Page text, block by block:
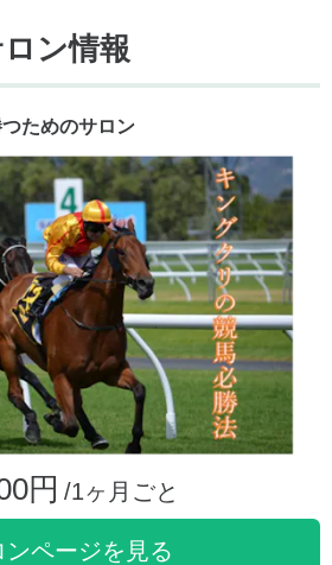
ン情報
ためのサロン
円 /1ヶ月ごと
ンページを見る